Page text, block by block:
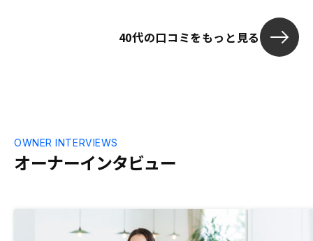
運んでいただくなど、きめ細やかなスタッ
にZoomで開催していただいたり、知人に
不動産投資や御社の魅力を紹介しやすいよ
うなツールがあれば有効に活用させていた
40代の口コミをもっと見る
オーナーインタビュー
OWNER INTERVIEWS